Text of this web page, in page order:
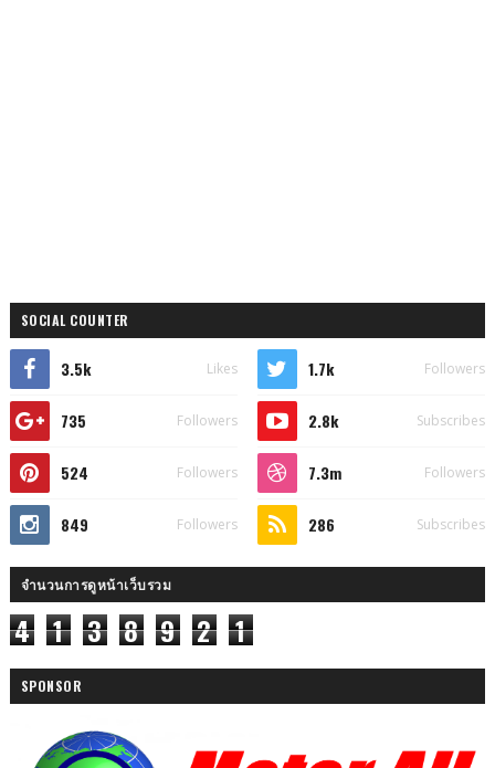
SOCIAL COUNTER
3.5k Likes 1.7k Followers
735 Followers 2.8k Subscribes
524 Followers 7.3m Followers
849 Followers 286 Subscribes
จำนวนการดูหน้าเว็บรวม
4 1 3 8 9 2 1
SPONSOR